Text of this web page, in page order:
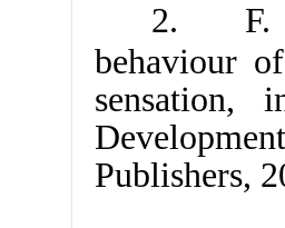
2. F.
behaviour
sensation,
Publishers,